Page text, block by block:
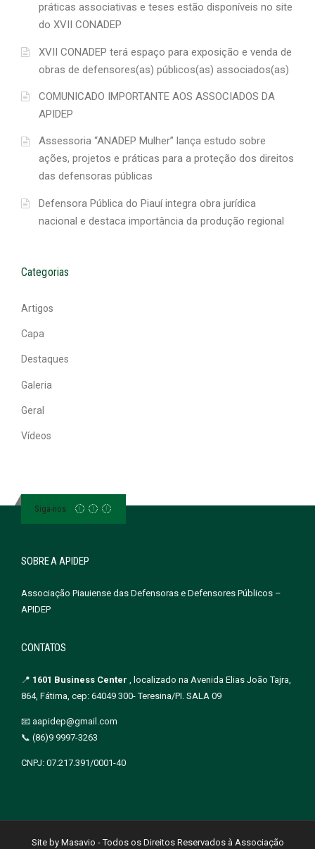
práticas associativas e teses estão disponíveis no site
do XVII CONADEP
XVII CONADEP terá espaço para exposição e venda de
obras de defensores(as) públicos(as) associados(as)
COMUNICADO IMPORTANTE AOS ASSOCIADOS DA
APIDEP
Assessoria “ANADEP Mulher” lança estudo sobre
ações, projetos e práticas para a proteção dos direitos
das defensoras públicas
Defensora Pública do Piauí integra obra jurídica
nacional e destaca importância da produção regional
Categorias
Artigos
Capa
Destaques
Galeria
Geral
Vídeos
Siga-nos
SOBRE A APIDEP
Associação Piauiense das Defensoras e Defensores Públicos –
APIDEP
CONTATOS
📍 1601 Business Center , localizado na Avenida Elias João Tajra,
864, Fátima, cep: 64049 300- Teresina/PI. SALA 09
📧 aapidep@gmail.com
📞 (86)9 9997-3263
CNPJ: 07.217.391/0001-40
Site by Masavio - Todos os Direitos Reservados à Associação